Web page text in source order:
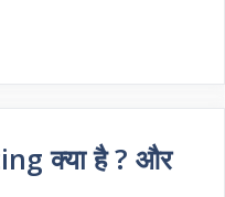
क्या है ? और